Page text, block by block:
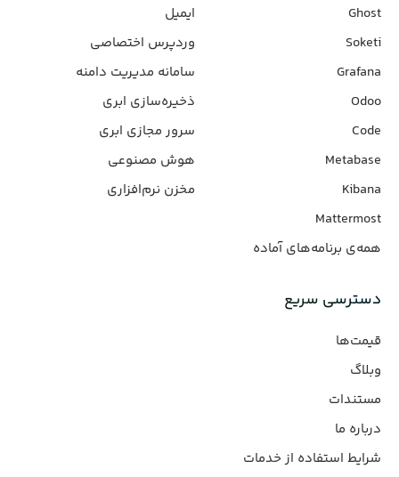
Ghost
Soketi
Grafana
Odoo
Code
Metabase
Kibana
Mattermost
همه‌ی برنامه‌های آماده
ایمیل
وردپرس‌ اختصاصی
سامانه مدیریت دامنه
ذخیره‌سازی ابری
سرور مجازی ابری
هوش مصنوعی
مخزن نرم‌افزاری
دسترسی سریع
قیمت‌ها
وبلاگ
مستندات
درباره ما
شرایط استفاده از خدمات